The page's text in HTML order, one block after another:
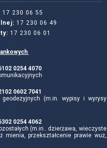
17 230 06 55
17 230 06 49
17 230 06 01
0254 4070
0602 7041
geodezyjnych (m.in. wypisy i wyrysy
0254 4062
(m.in.. dzierżawa, wieczyste
mienia, przekształcenie prawie wuż,